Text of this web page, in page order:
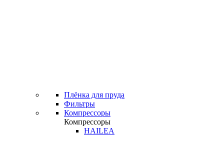
Плёнка для пруда
Фильтры
Компрессоры
Компрессоры
HAILEA